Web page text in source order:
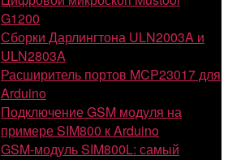
G1200
Сборки Дарлингтона ULN2003A и
ULN2803A
Расширитель портов MCP23017 для
Arduino
Подключение GSM модуля на
примере SIM800 к Arduino
GSM-модуль SIM800L: самый